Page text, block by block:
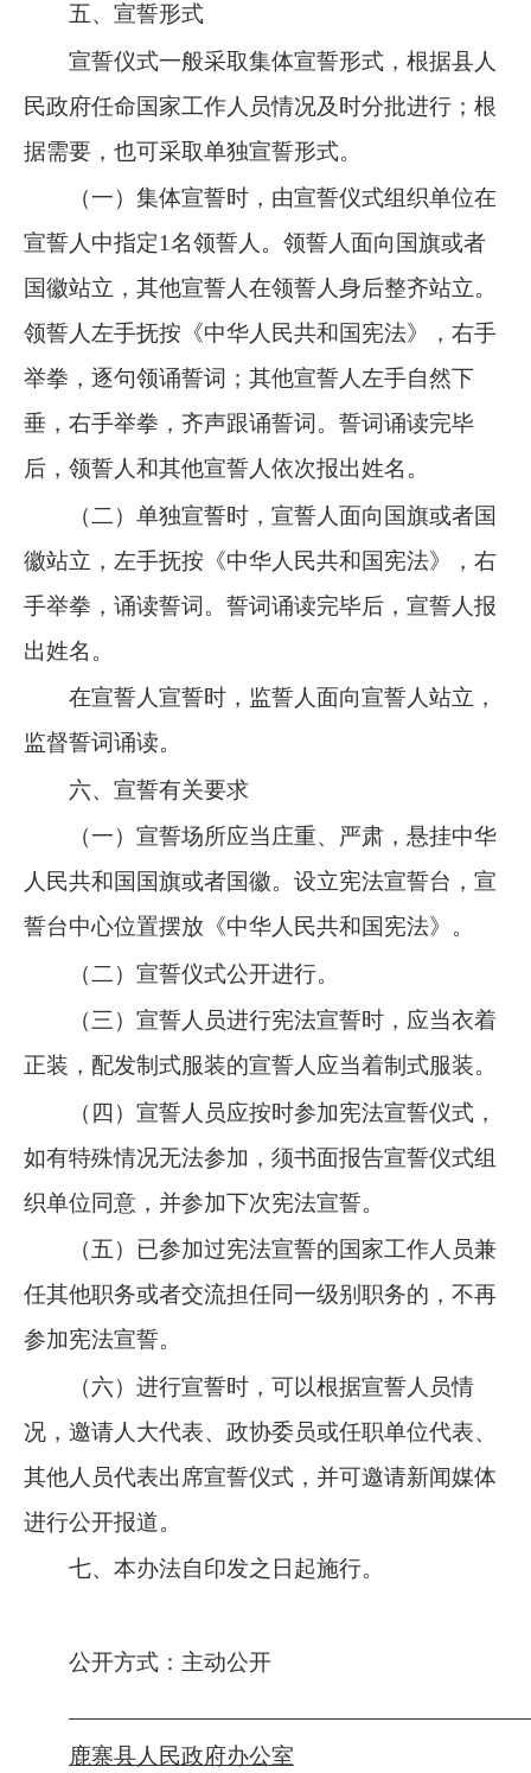
五、宣誓形式
宣誓仪式一般采取集体宣誓形式，根据县人
民政府任命国家工作人员情况及时分批进行；根
据需要，也可采取单独宣誓形式。
（一）集体宣誓时，由宣誓仪式组织单位在
宣誓人中指定1名领誓人。领誓人面向国旗或者
国徽站立，其他宣誓人在领誓人身后整齐站立。
领誓人左手抚按《中华人民共和国宪法》，右手
举拳，逐句领诵誓词；其他宣誓人左手自然下
垂，右手举拳，齐声跟诵誓词。誓词诵读完毕
后，领誓人和其他宣誓人依次报出姓名。
（二）单独宣誓时，宣誓人面向国旗或者国
徽站立，左手抚按《中华人民共和国宪法》，右
手举拳，诵读誓词。誓词诵读完毕后，宣誓人报
出姓名。
在宣誓人宣誓时，监誓人面向宣誓人站立，
监督誓词诵读。
六、宣誓有关要求
（一）宣誓场所应当庄重、严肃，悬挂中华
人民共和国国旗或者国徽。设立宪法宣誓台，宣
誓台中心位置摆放《中华人民共和国宪法》。
（二）宣誓仪式公开进行。
（三）宣誓人员进行宪法宣誓时，应当衣着
正装，配发制式服装的宣誓人应当着制式服装。
（四）宣誓人员应按时参加宪法宣誓仪式，
如有特殊情况无法参加，须书面报告宣誓仪式组
织单位同意，并参加下次宪法宣誓。
（五）已参加过宪法宣誓的国家工作人员兼
任其他职务或者交流担任同一级别职务的，不再
参加宪法宣誓。
（六）进行宣誓时，可以根据宣誓人员情
况，邀请人大代表、政协委员或任职单位代表、
其他人员代表出席宣誓仪式，并可邀请新闻媒体
进行公开报道。
七、本办法自印发之日起施行。
公开方式： 主动公开
鹿寨县人民政府办公室